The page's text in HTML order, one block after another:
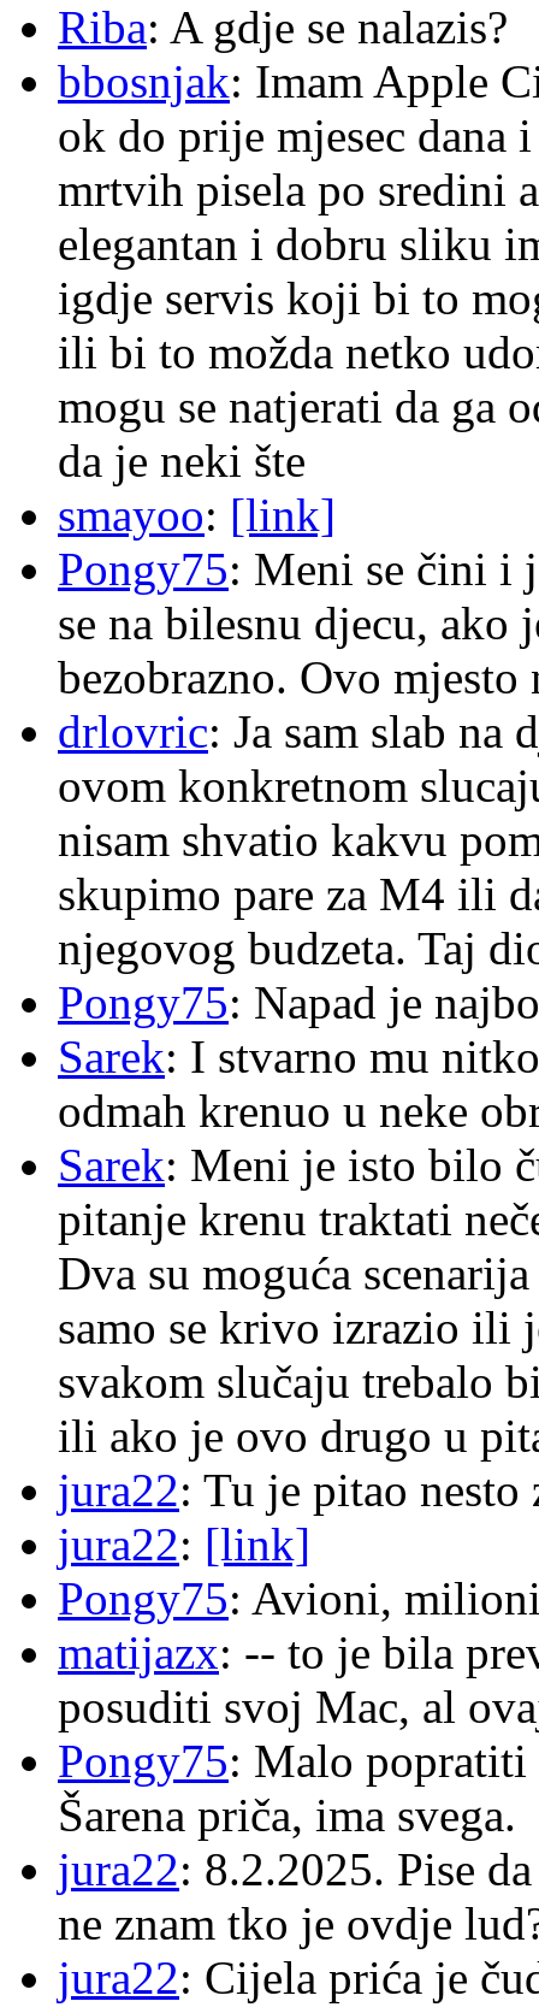
Riba: A gdje se nalazis?
bbosnjak: Imam Apple
ok do prije mjesec dana
mrtvih pisela po sredini
elegantan i dobru sliku
igdje servis koji bi to
ili bi to možda netko
mogu se natjerati da ga
da je neki šte
smayoo: [link]
Pongy75: Meni se čini i
se na bilesnu djecu, ako
bezobrazno. Ovo
drlovric: Ja sam slab na
ovom konkretnom
nisam shvatio kakvu
skupimo pare za M4 ili
njegovog budzeta. Taj
Pongy75: Napad je
Sarek: I stvarno mu
odmah krenuo u neke
Sarek: Meni je isto bilo
pitanje krenu traktati
Dva su moguća
samo se krivo izrazio ili
svakom slučaju trebalo
ili ako je ovo drugo u
jura22: Tu je pitao
jura22: [link]
Pongy75: Avioni,
matijazx: -- to je bila
posuditi svoj Mac, al
Pongy75: Malo popratiti
Šarena priča, ima svega.
jura22: 8.2.2025. Pise
ne znam tko je ovdje
jura22: Cijela prića je